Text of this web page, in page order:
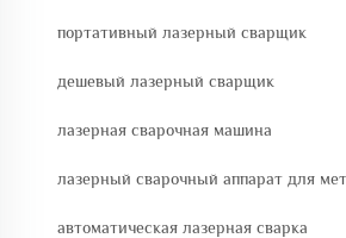
портативный лазерный сварщик
дешевый лазерный сварщик
лазерная сварочная машина
лазерный сварочный аппарат для
автоматическая лазерная сварка